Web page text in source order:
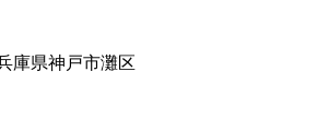
庫県神戸市灘区